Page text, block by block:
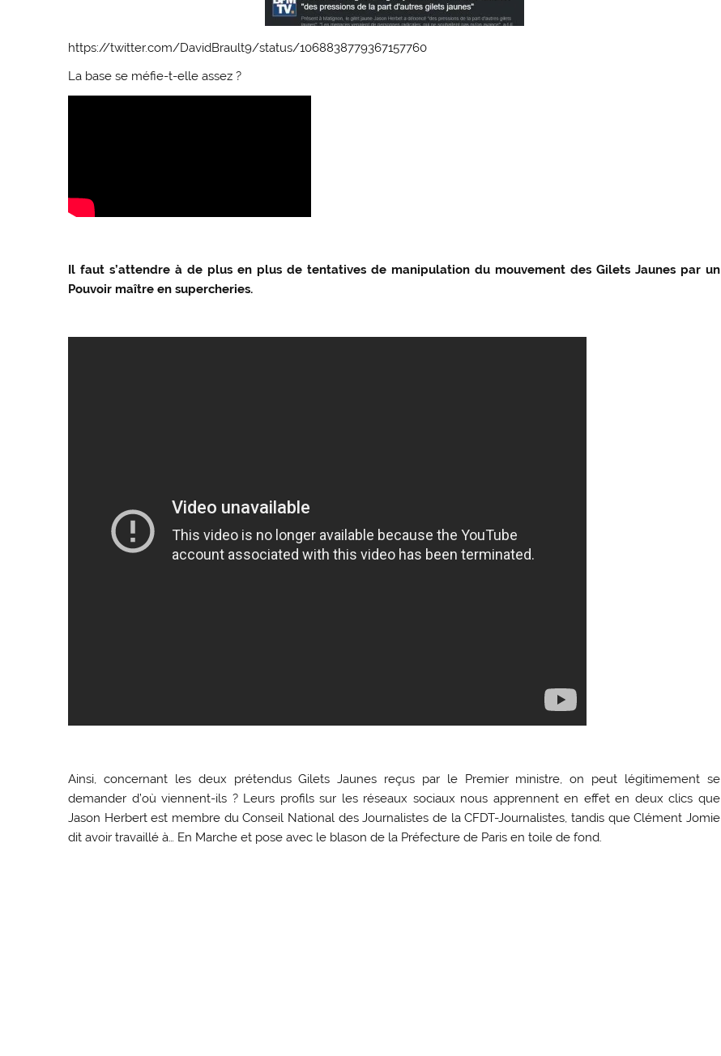
https://twitter.com/DavidBrault9/status/1068838779367157760
La base se méfie-t-elle assez ?
Il faut s’attendre à de plus en plus de tentatives de manipulation du mouvement des Gilets Jaunes par un
Pouvoir maître en supercheries.
Ainsi, concernant les deux prétendus Gilets Jaunes reçus par le Premier ministre, on peut légitimement se
demander d’où viennent-ils ? Leurs profils sur les réseaux sociaux nous apprennent en effet en deux clics que
Jason Herbert est membre du Conseil National des Journalistes de la CFDT-Journalistes, tandis que Clément Jomie
dit avoir travaillé à… En Marche et pose avec le blason de la Préfecture de Paris en toile de fond.